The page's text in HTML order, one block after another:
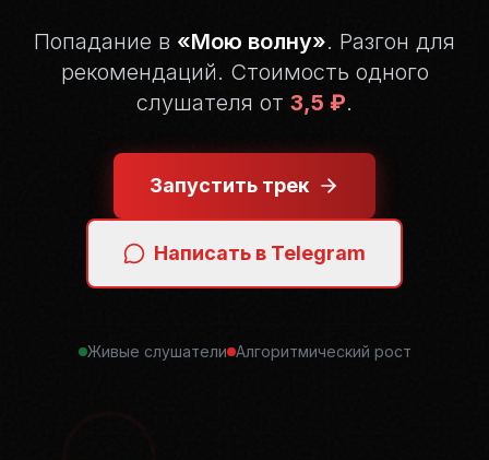
Попадание в «Мою волну». Разгон для
рекомендаций. Стоимость одного
слушателя от 3,5 ₽.
Запустить трек
Написать в Telegram
Живые слушатели Алгоритмический рост